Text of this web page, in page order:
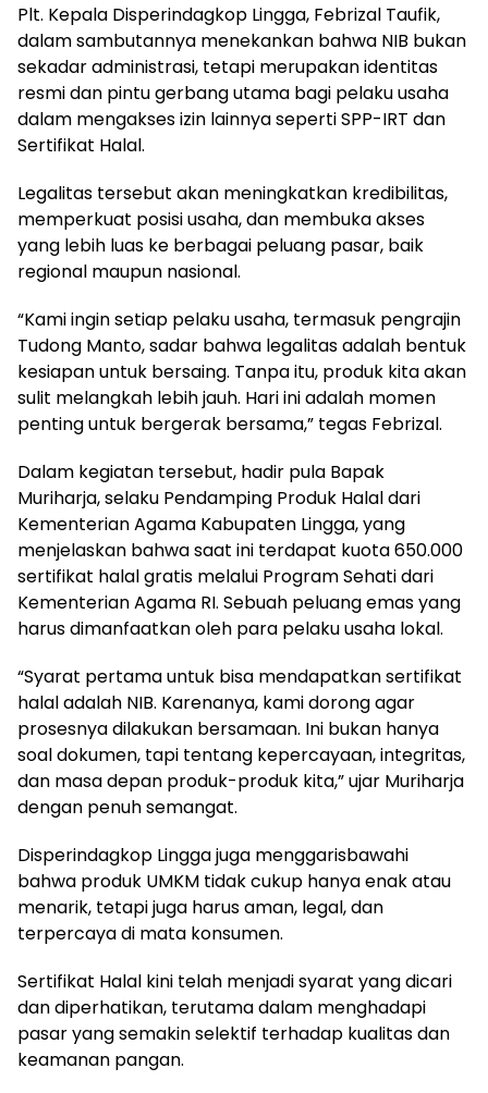
Plt. Kepala Disperindagkop Lingga, Febrizal Taufik,
dalam sambutannya menekankan bahwa NIB bukan
sekadar administrasi, tetapi merupakan identitas
resmi dan pintu gerbang utama bagi pelaku usaha
dalam mengakses izin lainnya seperti SPP-IRT dan
Sertifikat Halal.
Legalitas tersebut akan meningkatkan kredibilitas,
memperkuat posisi usaha, dan membuka akses
yang lebih luas ke berbagai peluang pasar, baik
regional maupun nasional.
“Kami ingin setiap pelaku usaha, termasuk pengrajin
Tudong Manto, sadar bahwa legalitas adalah bentuk
kesiapan untuk bersaing. Tanpa itu, produk kita akan
sulit melangkah lebih jauh. Hari ini adalah momen
penting untuk bergerak bersama,” tegas Febrizal.
Dalam kegiatan tersebut, hadir pula Bapak
Muriharja, selaku Pendamping Produk Halal dari
Kementerian Agama Kabupaten Lingga, yang
menjelaskan bahwa saat ini terdapat kuota 650.000
sertifikat halal gratis melalui Program Sehati dari
Kementerian Agama RI. Sebuah peluang emas yang
harus dimanfaatkan oleh para pelaku usaha lokal.
“Syarat pertama untuk bisa mendapatkan sertifikat
halal adalah NIB. Karenanya, kami dorong agar
prosesnya dilakukan bersamaan. Ini bukan hanya
soal dokumen, tapi tentang kepercayaan, integritas,
dan masa depan produk-produk kita,” ujar Muriharja
dengan penuh semangat.
Disperindagkop Lingga juga menggarisbawahi
bahwa produk UMKM tidak cukup hanya enak atau
menarik, tetapi juga harus aman, legal, dan
terpercaya di mata konsumen.
Sertifikat Halal kini telah menjadi syarat yang dicari
dan diperhatikan, terutama dalam menghadapi
pasar yang semakin selektif terhadap kualitas dan
keamanan pangan.